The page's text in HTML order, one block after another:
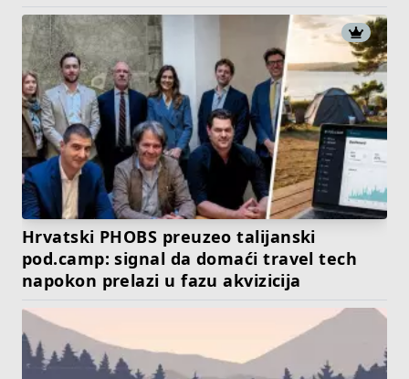
Hrvatski PHOBS preuzeo talijanski
pod.camp: signal da domaći travel tech
napokon prelazi u fazu akvizicija